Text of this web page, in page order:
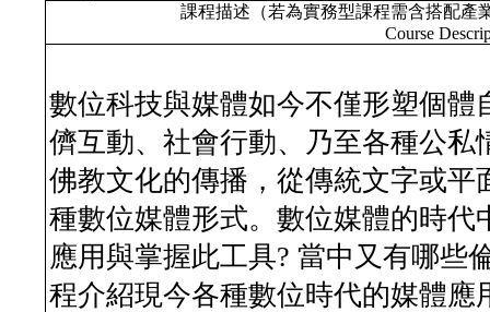
課程描述（若為實務型課程需含搭配產
Course
數位科技與媒體如今不僅形塑個
儕互動、社會行動、乃至各種公
佛教文化的傳播，從傳統文字或
種數位媒體形式。數位媒體的時代
應用與掌握此工具? 當中又有哪些
程介紹現今各種數位時代的媒體